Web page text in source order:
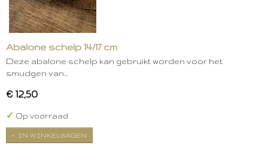
Abalone schelp 14/17 cm
Deze abalone schelp kan gebruikt worden voor het
smudgen van…
€ 12,50
✓ Op voorraad
IN WINKELWAGEN